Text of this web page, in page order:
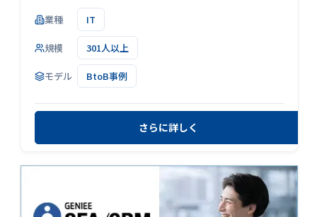
業種 IT
規模 301人以上
モデル BtoB事例
さらに詳しく